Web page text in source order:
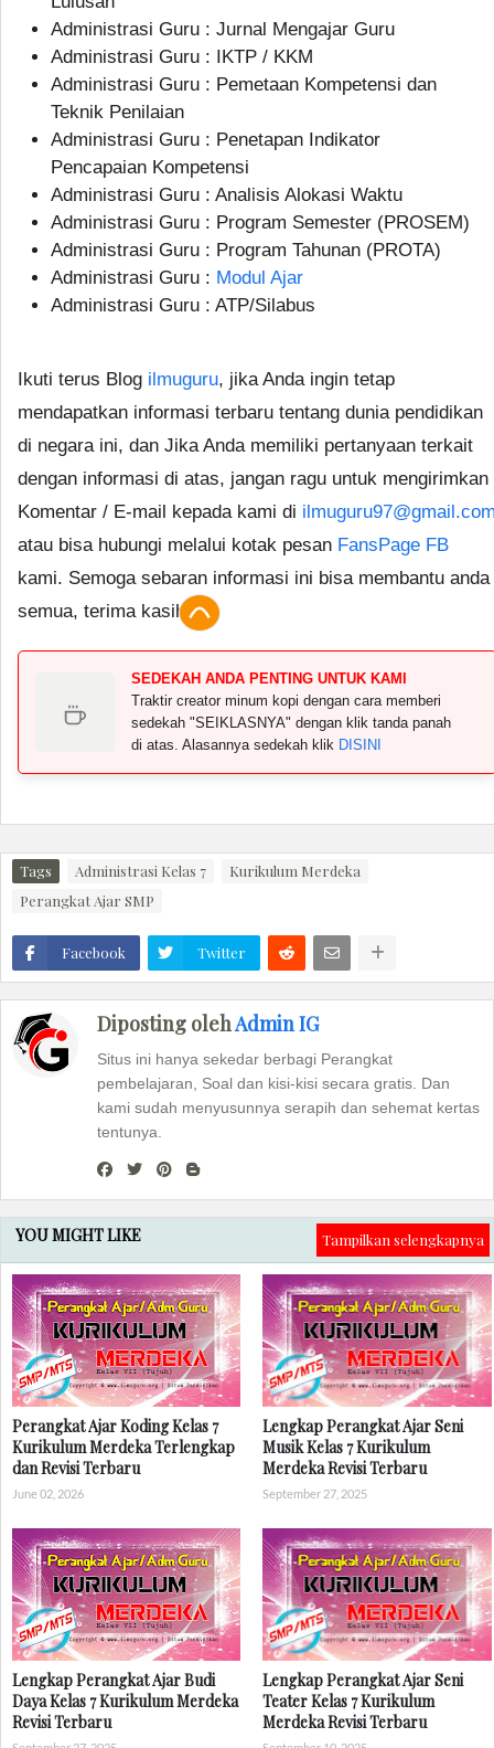
Administrasi Guru : Jurnal Mengajar Guru
Administrasi Guru : IKTP / KKM
Administrasi Guru : Pemetaan Kompetensi dan
Teknik Penilaian
Administrasi Guru : Penetapan Indikator
Pencapaian Kompetensi
Administrasi Guru : Analisis Alokasi Waktu
Administrasi Guru : Program Semester (PROSEM)
Administrasi Guru : Program Tahunan (PROTA)
Administrasi Guru : Modul Ajar
Administrasi Guru : ATP/Silabus
Ikuti terus Blog ilmuguru, jika Anda ingin tetap
mendapatkan informasi terbaru tentang dunia pendidikan
di negara ini, dan Jika Anda memiliki pertanyaan terkait
dengan informasi di atas, jangan ragu untuk mengirimkan
Komentar / E-mail kepada kami di
atau bisa hubungi melalui kotak pesan FansPage FB
kami. Semoga sebaran informasi ini bisa membantu anda
semua, terima kasih.
SEDEKAH ANDA PENTING UNTUK KAMI
Traktir creator minum kopi dengan cara memberi
sedekah "SEIKLASNYA" dengan klik tanda panah
di atas. Alasannya sedekah klik DISINI
Tags Administrasi Kelas 7
Kurikulum Merdeka
Perangkat Ajar SMP
Facebook Twitter
Diposting olehAdmin IG
Situs ini hanya sekedar berbagi Perangkat
pembelajaran, Soal dan kisi-kisi secara gratis. Dan
kami sudah menyusunnya serapih dan sehemat kertas
tentunya.
YOU MIGHT LIKE Tampilkan selengkapnya
Perangkat Ajar Koding Kelas 7
Kurikulum Merdeka Terlengkap
dan Revisi Terbaru
June 02, 2026
Lengkap Perangkat Ajar Seni
Musik Kelas 7 Kurikulum
Merdeka Revisi Terbaru
September 27, 2025
Lengkap Perangkat Ajar Budi
Daya Kelas 7 Kurikulum Merdeka
Revisi Terbaru
Lengkap Perangkat Ajar Seni
Teater Kelas 7 Kurikulum
Merdeka Revisi Terbaru